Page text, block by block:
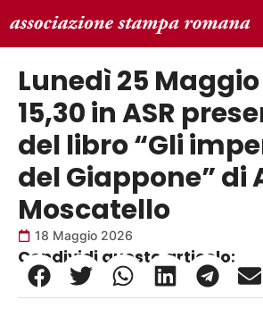
Lunedì 25
15,30 in ASR
del libro “Gli
del Giappone” di
Moscatello
18 Maggio 2026
Condividi questo articolo: